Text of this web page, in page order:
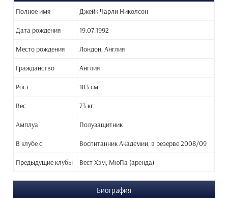
Полное имя Джейк Чарли Николсон
Дата рождения 19.07.1992
Место рождения Лондон, Англия
Гражданство Англия
Рост 183 см
Вес 73 кг
Амплуа Полузащитник
В клубе с Воспитанник Академии, в резерве 2008/09
Предыдущие клубы Вест Хэм, МюПа (аренда)
Биография